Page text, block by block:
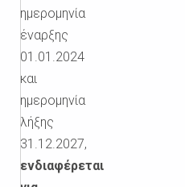
ημερομηνία
έναρξης
01.01.2024
και
ημερομηνία
λήξης
31.12.2027,
ενδιαφέρεται